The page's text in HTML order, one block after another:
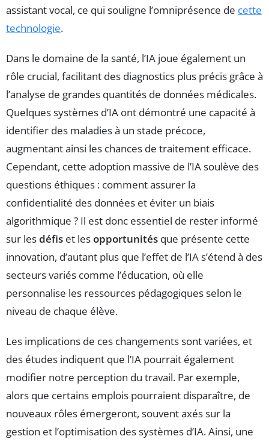
assistant vocal, ce qui souligne l’omniprésence de cette
technologie.
Dans le domaine de la santé, l’IA joue également un
rôle crucial, facilitant des diagnostics plus précis grâce à
l’analyse de grandes quantités de données médicales.
Quelques systèmes d’IA ont démontré une capacité à
identifier des maladies à un stade précoce,
augmentant ainsi les chances de traitement efficace.
Cependant, cette adoption massive de l’IA soulève des
questions éthiques : comment assurer la
confidentialité des données et éviter un biais
algorithmique ? Il est donc essentiel de rester informé
sur lesdéfis et lesopportunités que présente cette
innovation, d’autant plus que l’effet de l’IA s’étend à des
secteurs variés comme l’éducation, où elle
personnalise les ressources pédagogiques selon le
niveau de chaque élève.
Les implications de ces changements sont variées, et
des études indiquent que l’IA pourrait également
modifier notre perception du travail. Par exemple,
alors que certains emplois pourraient disparaître, de
nouveaux rôles émergeront, souvent axés sur la
gestion et l’optimisation des systèmes d’IA. Ainsi, une